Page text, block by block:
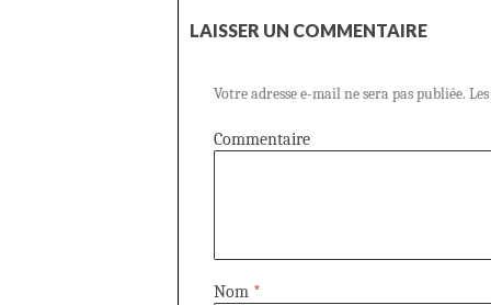
LAISSER UN COMMENTAIRE
Votre adresse e-mail ne sera pas publiée.
Commentaire
Nom *